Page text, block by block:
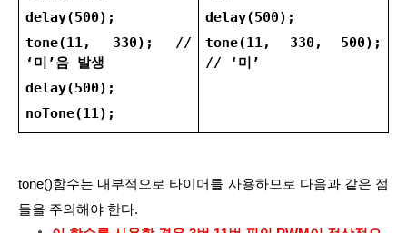
delay(500);
tone(11, 330); //
‘미’음 발생
delay(500);
noTone(11);
delay(500);
tone(11, 330, 500);
// ‘미’
tone()함수는 내부적으로 타이머를 사용하므로 다음과 같은 점
들을 주의해야 한다.